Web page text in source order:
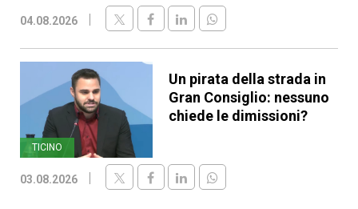
04.08.2026
TICINO
Un pirata della strada in
Gran Consiglio: nessuno
chiede le dimissioni?
03.08.2026